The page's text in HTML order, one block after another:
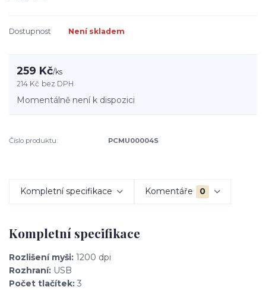
Dostupnost Není skladem
259 Kč/ks
214 Kč bez DPH
Momentálně není k dispozici
Číslo produktu: PCMU00004S
Kompletní specifikace Komentáře 0
Kompletní specifikace
Rozlišení myši: 1200 dpi
Rozhraní: USB
Počet tlačítek: 3